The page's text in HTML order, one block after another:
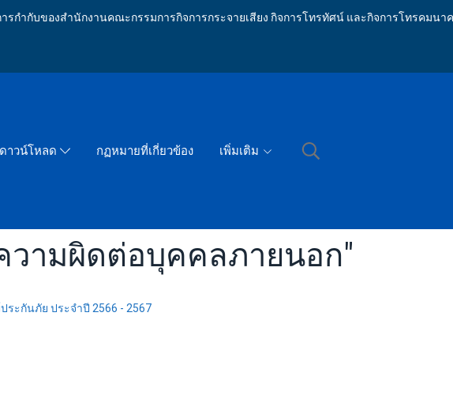
กำกับของสำนักงานคณะกรรมการกิจการกระจายเสียง กิจการโทรทัศน์ และกิจการโทรคมนา
ดาวน์โหลด กฏหมายที่เกี่ยวข้อง เพิ่มเติม
วามผิดต่อบุคคลภายนอก"
ะกันภัย ประจำปี 2566 - 2567